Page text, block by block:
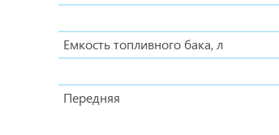
Емкость топливного бака, л
Передняя